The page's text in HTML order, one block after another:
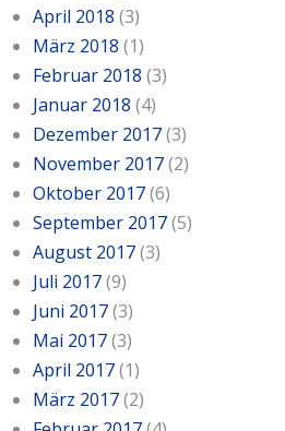
April 2018 (3)
März 2018 (1)
Februar 2018 (3)
Januar 2018 (4)
Dezember 2017(3)
November 2017(2)
Oktober 2017(6)
September 2017(5)
August 2017(3)
Juli 2017(9)
Juni 2017(3)
Mai 2017(3)
April 2017(1)
März 2017(2)